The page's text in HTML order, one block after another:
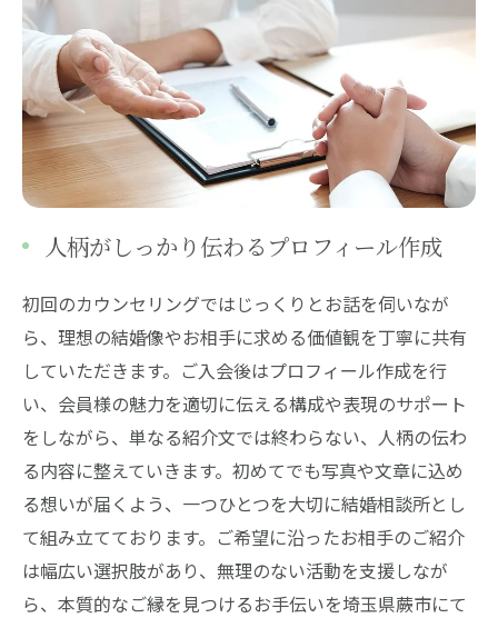
人柄がしっかり伝わるプロフィール作成
初回のカウンセリングではじっくりとお話を伺いなが
ら、理想の結婚像やお相手に求める価値観を丁寧に共有
していただきます。ご入会後はプロフィール作成を行
い、会員様の魅力を適切に伝える構成や表現のサポート
をしながら、単なる紹介文では終わらない、人柄の伝わ
る内容に整えていきます。初めてでも写真や文章に込め
る想いが届くよう、一つひとつを大切に結婚相談所とし
て組み立てております。ご希望に沿ったお相手のご紹介
は幅広い選択肢があり、無理のない活動を支援しなが
ら、本質的なご縁を見つけるお手伝いを埼玉県蕨市にて